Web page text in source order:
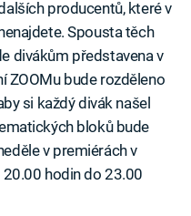
producentů, které v
Spousta těch
divákům představena v
ZOOMu bude rozděleno
si každý divák našel
bloků bude
v premiérách v
hodin do 23.00